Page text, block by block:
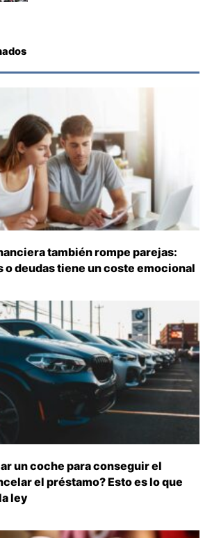
también rompe parejas:
deudas tiene un coste emocional
un coche para conseguir el
el préstamo? Esto es lo que
ley